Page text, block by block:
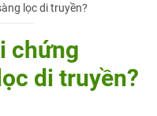
lọc di truyền?
chứng
di truyền?